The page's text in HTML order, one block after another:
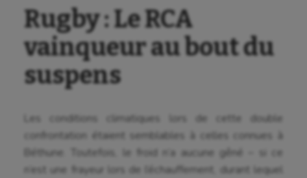
Rugby : Le RCA
vainqueur au bout du
suspens
Les conditions climatiques lors de cette double
confrontation étaient semblables à celles connues à
Béthune. Toutefois, le froid n’a aucune gêné – si ce
n’est une frayeur lors de l’échauffement, durant lequel